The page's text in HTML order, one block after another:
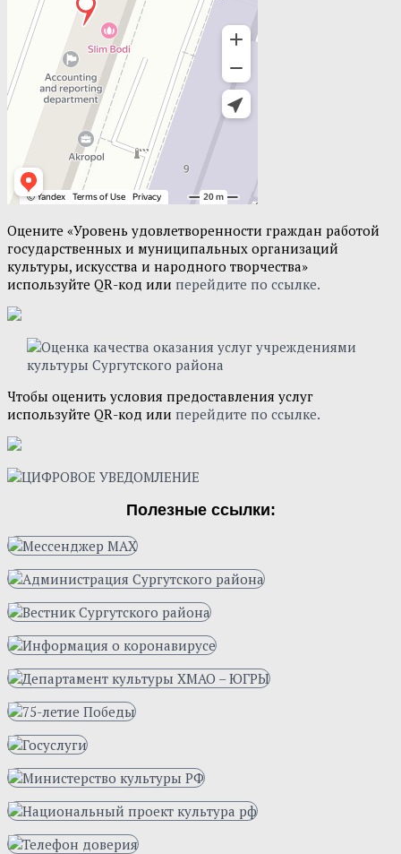
Оцените «Уровень удовлетворенности граждан работой
государственных и муниципальных организаций
культуры, искусства и народного творчества»
используйте QR-код или перейдите по ссылке.
Чтобы оценить условия предоставления услуг
используйте QR-код или перейдите по ссылке.
Полезные ссылки: